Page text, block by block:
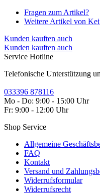
Fragen zum Artikel?
Weitere Artikel von
Kunden kauften auch
Kunden kauften auch
Service Hotline
Telefonische Unterstützung
033396 878116
Mo - Do: 9:00 - 15:00 Uhr
Fr: 9:00 - 12:00 Uhr
Shop Service
Allgemeine
FAQ
Kontakt
Versand und
Widerrufsformular
Widerrufsrecht